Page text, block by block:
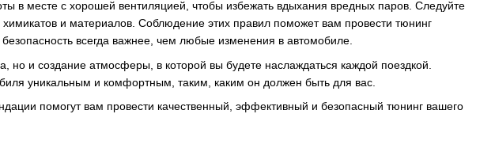
в месте с хорошей вентиляцией, чтобы избежать вдыхания вредных паров. Следуйте
и материалов. Соблюдение этих правил поможет вам провести тюнинг
всегда важнее, чем любые изменения в автомобиле.
но и создание атмосферы, в которой вы будете наслаждаться каждой поездкой.
уникальным и комфортным, таким, каким он должен быть для вас.
помогут вам провести качественный, эффективный и безопасный тюнинг вашего